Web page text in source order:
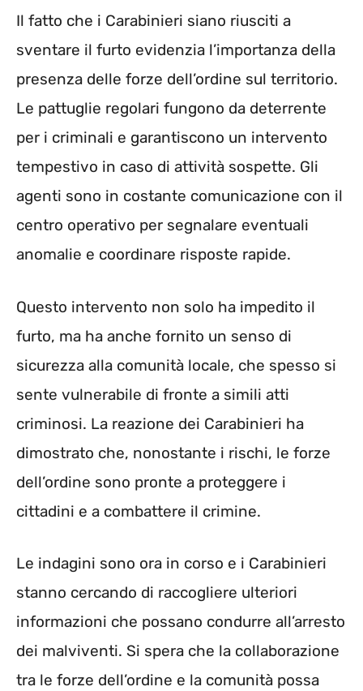
Il fatto che i Carabinieri siano riusciti a
sventare il furto evidenzia l’importanza della
presenza delle forze dell’ordine sul territorio.
Le pattuglie regolari fungono da deterrente
per i criminali e garantiscono un intervento
tempestivo in caso di attività sospette. Gli
agenti sono in costante comunicazione con il
centro operativo per segnalare eventuali
anomalie e coordinare risposte rapide.
Questo intervento non solo ha impedito il
furto, ma ha anche fornito un senso di
sicurezza alla comunità locale, che spesso si
sente vulnerabile di fronte a simili atti
criminosi. La reazione dei Carabinieri ha
dimostrato che, nonostante i rischi, le forze
dell’ordine sono pronte a proteggere i
cittadini e a combattere il crimine.
Le indagini sono ora in corso e i Carabinieri
stanno cercando di raccogliere ulteriori
informazioni che possano condurre all’arresto
dei malviventi. Si spera che la collaborazione
tra le forze dell’ordine e la comunità possa